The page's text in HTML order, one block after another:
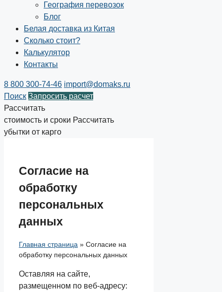
География перевозок
Блог
Белая доставка из Китая
Сколько стоит?
Калькулятор
Контакты
8 800 300-74-46 import@domaks.ru
Поиск Запросить расчет
Рассчитать
стоимость и сроки Рассчитать
убытки от карго
Соглаcие на
обработку
персональных
данных
Главная страница » Соглаcие на
обработку персональных данных
Оставляя на сайте,
размещенном по веб-адресу: